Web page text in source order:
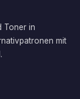
Toner in
mit